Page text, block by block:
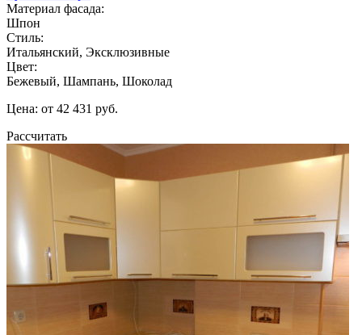
Материал фасада:
Шпон
Стиль:
Итальянский, Эксклюзивные
Цвет:
Бежевый, Шампань, Шоколад
Цена: от 42 431 руб.
Рассчитать